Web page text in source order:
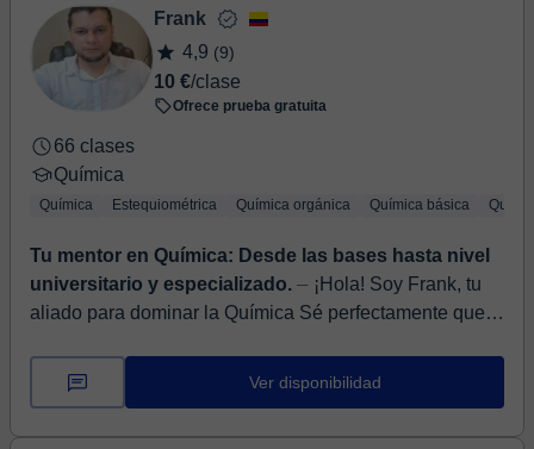
Frank
4,9 (9)
10 €/clase
Ofrece prueba gratuita
66 clases
Química
Química Estequiométrica Química orgánica Química básica
Tu mentor en Química: Desde las bases hasta nivel
universitario y especializado. ⏤ ¡Hola! Soy Frank, tu
aliado para dominar la Química Sé perfectamente que
completamente diferente. M...
Ver disponibilidad